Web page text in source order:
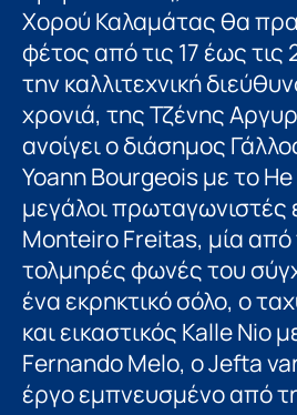
Χορού Καλαμάτας θα
φέτος από τις 17 έως τις
την καλλιτεχνική
χρονιά, της Τζένης
ανοίγει ο διάσημος
Yoann Bourgeois με το
μεγάλοι πρωταγωνιστές
Monteiro Freitas, μία από
τολμηρές φωνές του
ένα εκρηκτικό σόλο, ο
και εικαστικός Kalle Nio
Fernando Melo, ο Jefta
έργο εμπνευσμένο από